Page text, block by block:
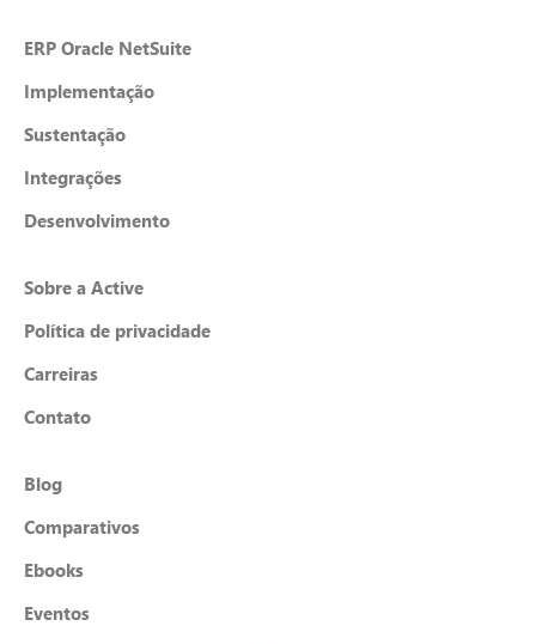
ERP Oracle NetSuite
Implementação
Sustentação
Integrações
Desenvolvimento
Sobre a Active
Política de privacidade
Carreiras
Contato
Blog
Comparativos
Ebooks
Eventos